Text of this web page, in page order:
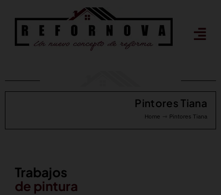
contenido
Pintores Tiana
Home Pintores Tiana
Trabajos
de pintura